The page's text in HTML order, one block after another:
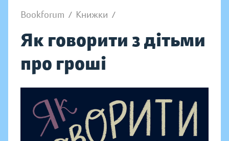
Bookforum / Книжки /
Як говорити з дітьми
про гроші